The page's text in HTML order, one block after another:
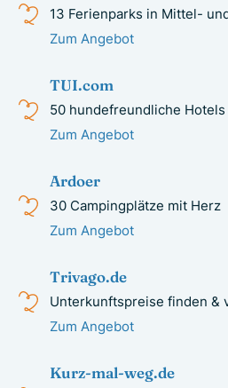
13 Ferienparks in Mittel-
Zum Angebot
TUI.com
50 hundefreundliche
Zum Angebot
Ardoer
30 Campingplätze mit Herz
Zum Angebot
Trivago.de
Unterkunftspreise finden &
Zum Angebot
Kurz-mal-weg.de